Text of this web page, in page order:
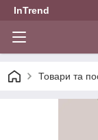
InTrend
Товари та